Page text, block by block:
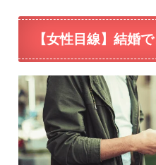
【女性目線】結婚